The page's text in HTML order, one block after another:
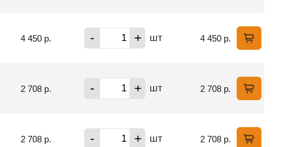
4 450 р. - + шт 4 450 р.
2 708 р. - + шт 2 708 р.
2 708 р. - + шт 2 708 р.